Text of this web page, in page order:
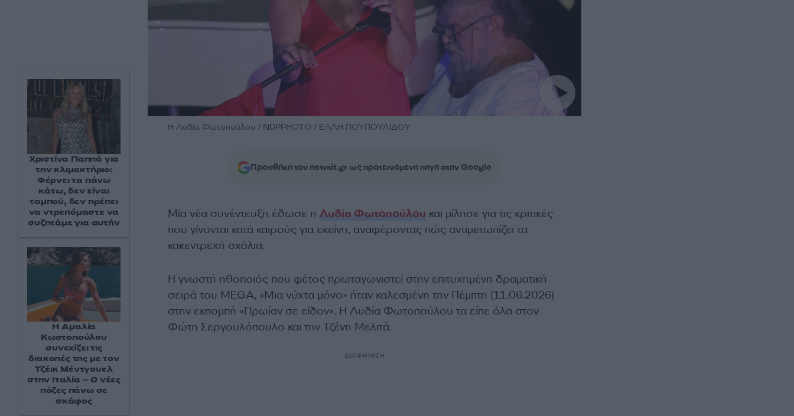
H Λυδία Φωτοπούλου / NDPPHOTO / ΕΛΛΗ ΠΟΥΠΟΥΛΙΔΟΥ
Προσθήκη του newsit.gr ως προτεινόμενη πηγή στην Google
Μία νέα συνέντευξη έδωσε η Λυδία Φωτοπούλου και μίλησε για τις κριτικές
που γίνονται κατά καιρούς για εκείνη, αναφέροντας πώς αντιμετωπίζει τα
κακεντρεχή σχόλια.
Η γνωστή ηθοποιός που φέτος πρωταγωνιστεί στην επιτυχημένη δραματική
σειρά του ΜEGA, «Μια νύχτα μόνο» ήταν καλεσμένη την Πέμπτη (11.06.2026)
στην εκπομπή «Πρωίαν σε είδον». Η Λυδία Φωτοπούλου τα είπε όλα στον
Φώτη Σεργουλόπουλο και την Τζένη Μελιτά.
ΔΙΑΦΗΜΙΣΗ
Χριστίνα Παππά για
την κλιμακτήριο:
Φέρνει τα πάνω
κάτω, δεν είναι
ταμπού, δεν πρέπει
να ντρεπόμαστε να
συζητάμε για αυτήν
Η Αμαλία
Κωστοπούλου
συνεχίζει τις
διακοπές της με τον
Τζέικ Μέντγουελ
στην Ιταλία – Ο νέες
πόζες πάνω σε
σκάφος